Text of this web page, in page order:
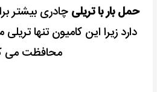
حمل بار با تریلی چادری بیشتر
دارد زیرا این کامیون تنها
محافظت می